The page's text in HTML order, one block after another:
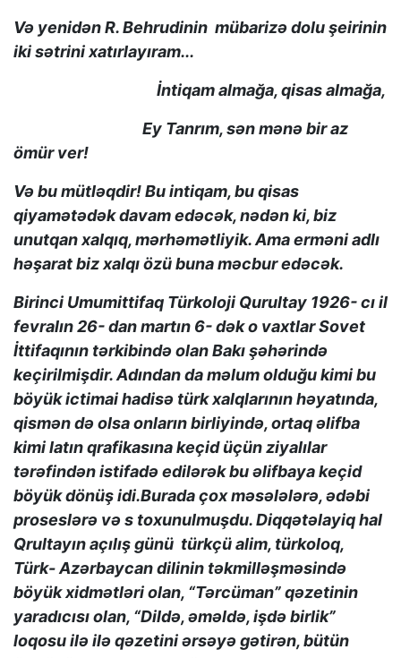
Və yenidən R. Behrudinin mübarizə dolu şeirinin
iki sətrini xatırlayıram...
İntiqam almağa, qisas almağa,
Ey Tanrım, sən mənə bir az
ömür ver!
Və bu mütləqdir! Bu intiqam, bu qisas
qiyamətədək davam edəcək, nədən ki, biz
unutqan xalqıq, mərhəmətliyik. Ama erməni adlı
həşarat biz xalqı özü buna məcbur edəcək.
Birinci Umumittifaq Türkoloji Qurultay 1926- cı il
fevralın 26- dan martın 6- dək o vaxtlar Sovet
İttifaqının tərkibində olan Bakı şəhərində
keçirilmişdir. Adından da məlum olduğu kimi bu
böyük ictimai hadisə türk xalqlarının həyatında,
qismən də olsa onların birliyində, ortaq əlifba
kimi latın qrafikasına keçid üçün ziyalılar
tərəfindən istifadə edilərək bu əlifbaya keçid
böyük dönüş idi.Burada çox məsələlərə, ədəbi
proseslərə və s toxunulmuşdu. Diqqətəlayiq hal
Qrultayın açılış günü türkçü alim, türkoloq,
Türk- Azərbaycan dilinin təkmilləşməsində
böyük xidmətləri olan, “Tərcüman” qəzetinin
yaradıcısı olan, “Dildə, əməldə, işdə birlik”
loqosu ilə ilə qəzetini ərsəyə gətirən, bütün